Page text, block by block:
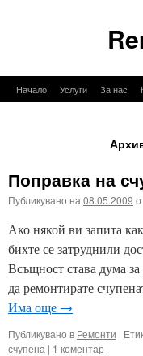
КъмНачало Услуги За нас
Поправка на
Публикувано на 08.05.2009
Ако някой ви запита
бихте се затруднили
Всъщност става дума
да ремонтирате
Има още →
Публикувано в Ремонти |
счупена | 1 коментар